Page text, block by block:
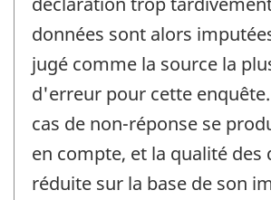
données sont alors
jugé comme la source la
d'erreur pour cette
cas de non-réponse se
en compte, et la qualité des
réduite sur la base de son